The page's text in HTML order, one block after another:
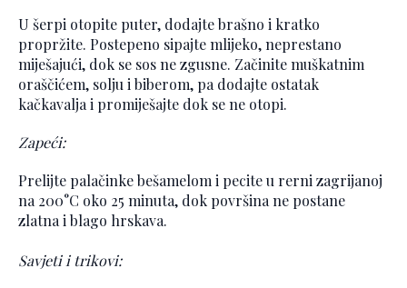
U šerpi otopite puter, dodajte brašno i kratko
propržite. Postepeno sipajte mlijeko, neprestano
miješajući, dok se sos ne zgusne. Začinite muškatnim
oraščićem, solju i biberom, pa dodajte ostatak
kačkavalja i promiješajte dok se ne otopi.
Zapeći:
Prelijte palačinke bešamelom i pecite u rerni zagrijanoj
na 200°C oko 25 minuta, dok površina ne postane
zlatna i blago hrskava.
Savjeti i trikovi: